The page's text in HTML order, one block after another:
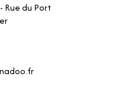
Rue du Port